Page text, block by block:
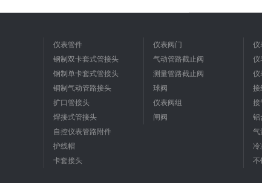
仪表管件
钢制双卡套式管接头
钢制单卡套式管接头
铜制气动管路接头
扩口管接头
焊接式管接头
自控仪表管路附件
护线帽
卡套接头
仪表阀门
气动管路截止阀
测量管路截止阀
球阀
仪表阀组
闸阀
仪
仪
仪
接
接
铝
气
冷
不